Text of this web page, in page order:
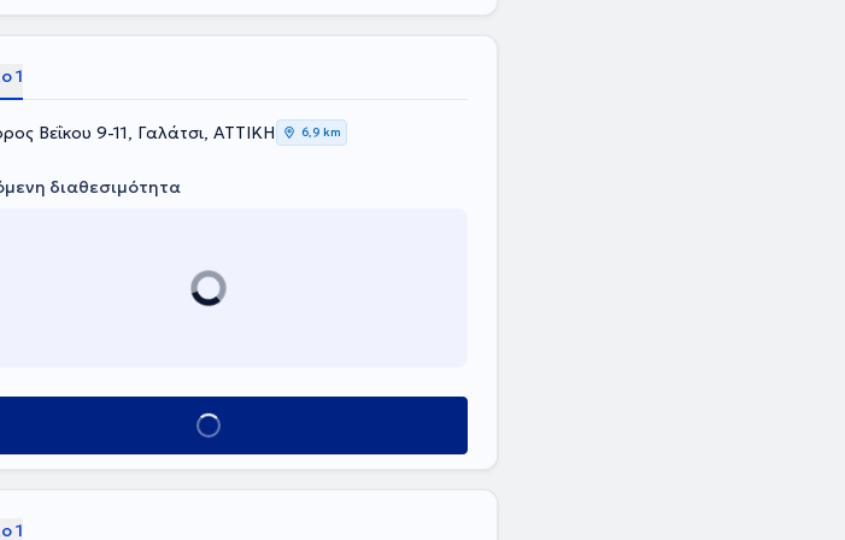
1
Βεΐκου 9-11, Γαλάτσι, ΑΤΤΙΚΗ 6,9 km
διαθεσιμότητα
Κλείσε ραντεβού
1